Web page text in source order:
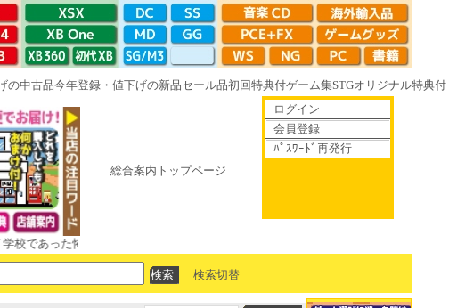
の中古品今年登録・値下げの新品セール品初回特典付ゲーム集STGオリジナル特典付
総合案内トップページ
た怖い話と晦󠄀つきこもり ルート16R やがて散りゆく鏡の花へ 70年代風ロボット
ログイン
会員登録
ﾊﾟｽﾜｰﾄﾞ再発行
検索切替